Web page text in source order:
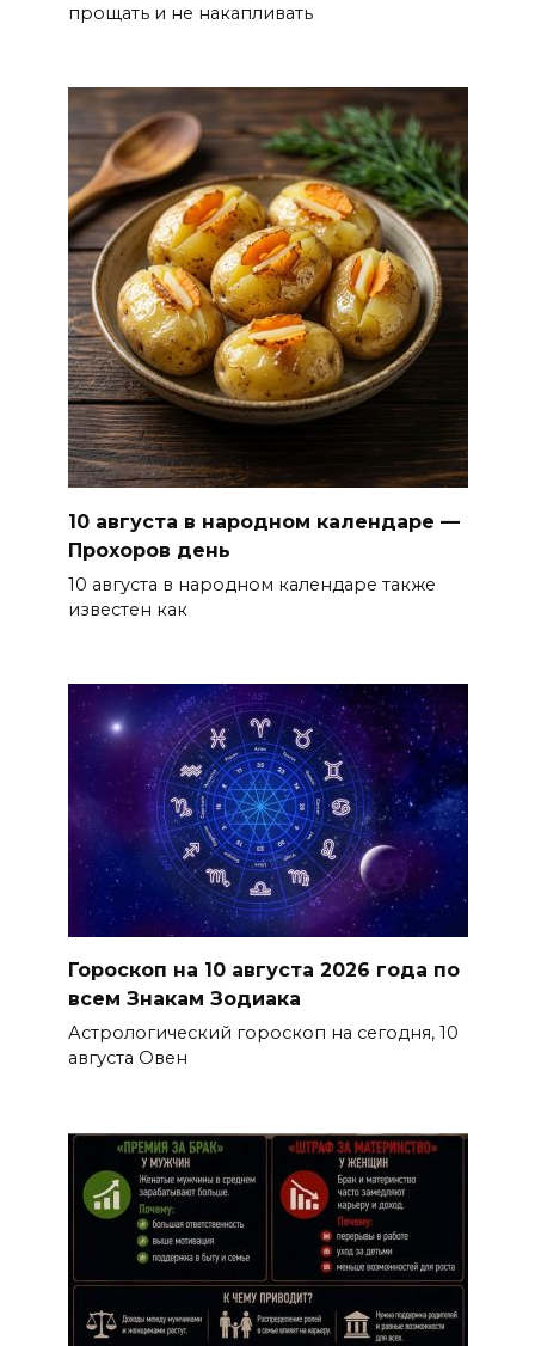
прощать и не накапливать
10 августа в народном календаре —
Прохоров день
10 августа в народном календаре также
известен как
Гороскоп на 10 августа 2026 года по
всем Знакам Зодиака
Астрологический гороскоп на сегодня, 10
августа Овен